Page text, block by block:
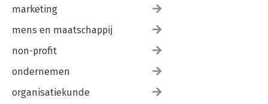
marketing
mens en maatschappij
non-profit
ondernemen
organisatiekunde